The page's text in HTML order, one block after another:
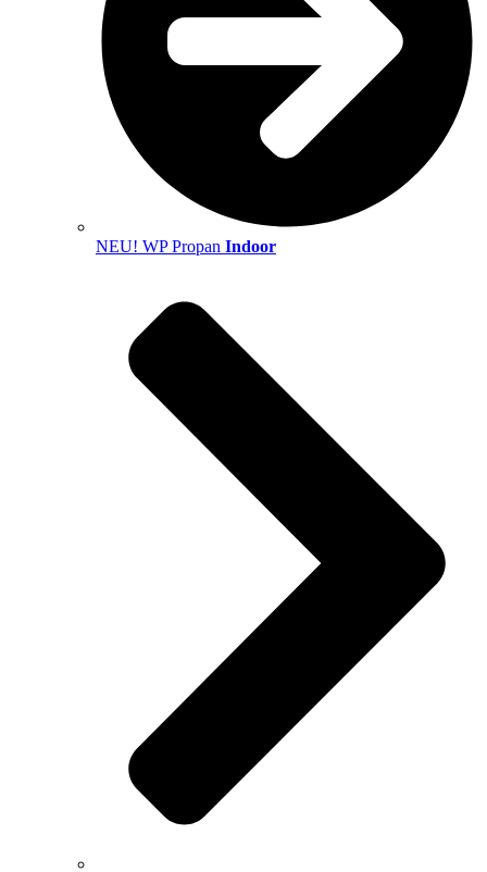
NEU! WP Propan Indoor